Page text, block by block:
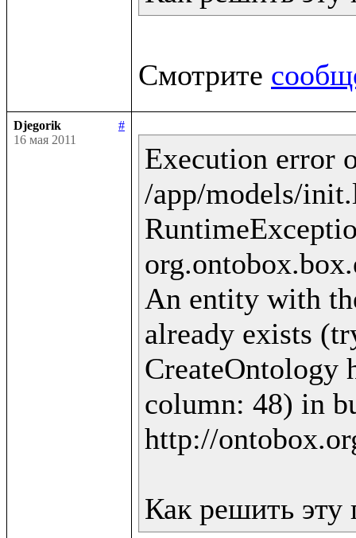
Смотрите
Djegorik
#
16 мая 2011
Execution error
/app/models/
An entity with
already exists
CreateOntology
column: 48) in
http://